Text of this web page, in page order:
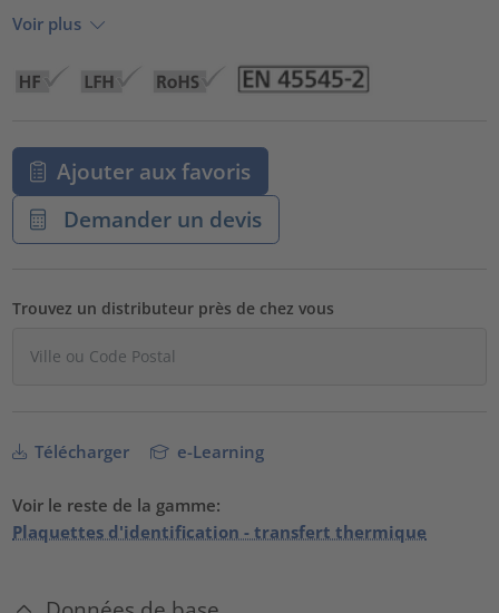
Voir plus
Ajouter aux favoris
Demander un devis
Trouvez un distributeur près de chez vous
Télécharger e-Learning
Voir le reste de la gamme:
Plaquettes d'identification - transfert thermique